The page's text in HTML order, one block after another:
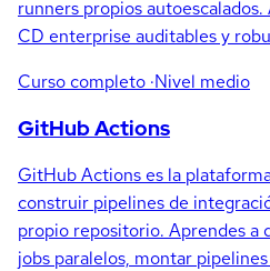
runners propios
CD enterprise auditables y
Curso completo ·Nivel medio
GitHub Actions
GitHub Actions es la
construir pipelines de
propio repositorio. Aprendes a
jobs paralelos, montar